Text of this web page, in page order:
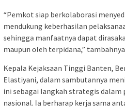
“Pemkot siap berkolaborasi
mendukung keberhasilan
sehingga manfaatnya dapat
maupun oleh terpidana,”
Kepala Kejaksaan Tinggi Banten,
Elastiyani, dalam sambutannya
ini sebagai langkah strategis dalam
nasional. Ia berharap kerja sama